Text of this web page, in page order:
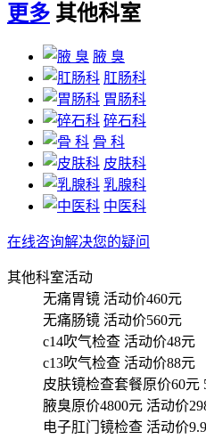
更多 其他科室
腋 臭
肛肠科
胃肠科
碎石科
骨 科
皮肤科
乳腺科
中医科
在线咨询解决您的疑问
其他科室活动
无痛胃镜 活动价460元
无痛肠镜 活动价560元
c14吹气检查 活动价48元
c13吹气检查 活动价88元
皮肤镜检查套餐原价60元
腋臭原价4800元 活动价
电子肛门镜检查 活动价